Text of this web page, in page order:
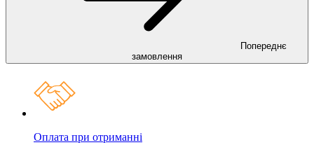
Попереднє
замовлення
Оплата при отриманні